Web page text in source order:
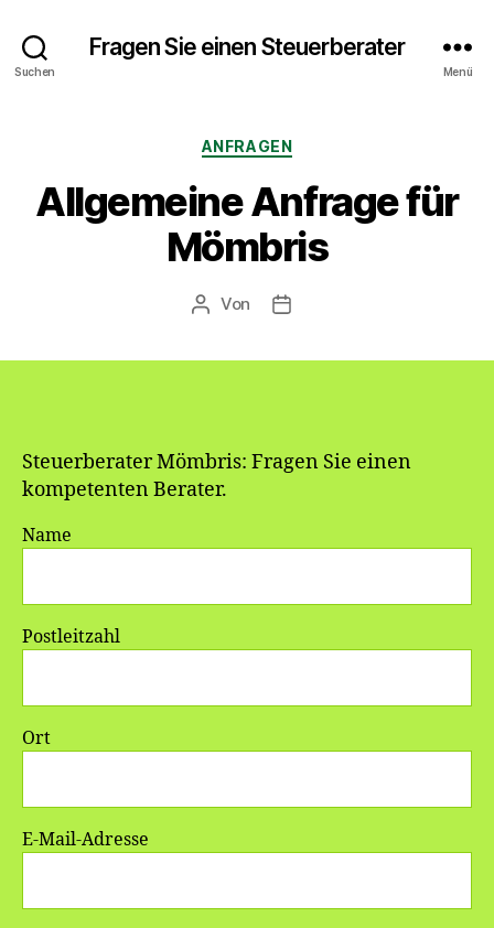
Suchen
Fragen Sie einen Steuerberater
Menü
Kategorien
ANFRAGEN
Allgemeine Anfrage für
Mömbris
Beitragsautor
Von Veröffentlichungsdatum
Steuerberater Mömbris: Fragen Sie einen
kompetenten Berater.
Name
Postleitzahl
Ort
E-Mail-Adresse